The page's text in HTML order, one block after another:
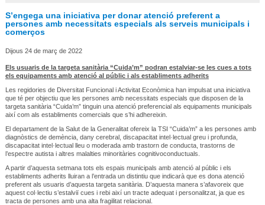
S’engega una iniciativa per donar atenció preferent a
persones amb necessitats especials als serveis municipals i
comerços
Dijous 24 de març de 2022
Els usuaris de la targeta sanitària “Cuida’m” podran estalviar-se les cues a tots
els equipaments amb atenció al públic i als establiments adherits
Les regidories de Diversitat Funcional i Activitat Econòmica han impulsat una iniciativa
que té per objectiu que les persones amb necessitats especials que disposen de la
targeta sanitària “Cuida’m” tinguin una atenció preferencial als equipaments municipals
així com als establiments comercials que s’hi adhereixin.
El departament de la Salut de la Generalitat ofereix la TSI “Cuida’m” a les persones amb
diagnòstics de demència, dany cerebral, discapacitat intel·lectual greu i profunda,
discapacitat intel·lectual lleu o moderada amb trastorn de conducta, trastorns de
l’espectre autista i altres malalties minoritàries cognitivoconductuals.
A partir d’aquesta setmana tots els espais municipals amb atenció al públic i els
establiments adherits lluiran a l’entrada un distintiu que indicarà que es dona atenció
preferent als usuaris d’aquesta targeta sanitària. D’aquesta manera s’afavoreix que
aquest col·lectiu s’estalviï cues i rebi així un tracte adequat i personalitzat, ja que es
tracta de persones amb una alta fragilitat relacional.